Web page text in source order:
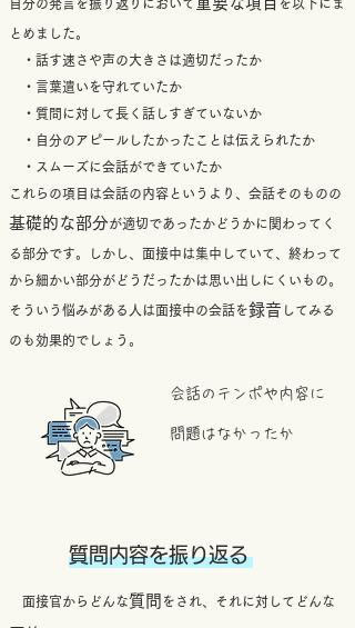
​自分の発言を振り返りにおいて を以下にま
とめました。
・話す速さや声の大きさは適切だったか
・言葉遣いを守れていたか
・質問に対して長く話しすぎていないか
・自分のアピールしたかったことは伝えられたか
・スムーズに会話ができていたか
​これらの項目は会話の内容というより、会話そのものの
基礎的な部分が適切であったかどうかに関わってく
る部分です。しかし、面接中は集中していて、終わって
から細かい部分がどうだったかは思い出しにくいもの。
そういう悩みがある人は面接中の会話を録音 してみる
のも効果的でしょう。
質問内容を振り返る
面接官からどんな質問 をされ、それに対してどんな
会話のテンポや内容に
問題はなかったか